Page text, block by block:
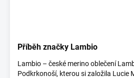
Příběh značky Lambio
Lambio – české merino oblečení
Podkrkonoší, kterou si založila Lucie